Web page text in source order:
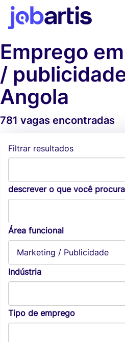
Emprego
/
Angola
781 vagas encontradas
Filtrar resultados
descrever o que você procura
Área funcional
Indústria
Tipo de emprego